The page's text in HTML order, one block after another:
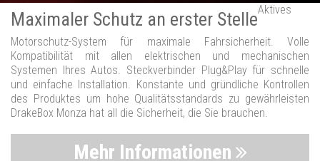
Maximaler Schutz an erster StelleAktives
Motorschutz-System für maximale Fahrsicherheit. Volle
Kompatibilität mit allen elektrischen und mechanischen
Systemen Ihres Autos. Steckverbinder Plug&Play für schnelle
und einfache Installation. Konstante und gründliche Kontrollen
des Produktes um hohe Qualitätsstandards zu gewährleisten
DrakeBox Monza hat all die Sicherheit, die Sie brauchen.
Mehr Informationen